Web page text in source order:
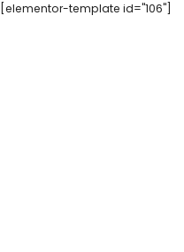
[elementor-template id="106"]